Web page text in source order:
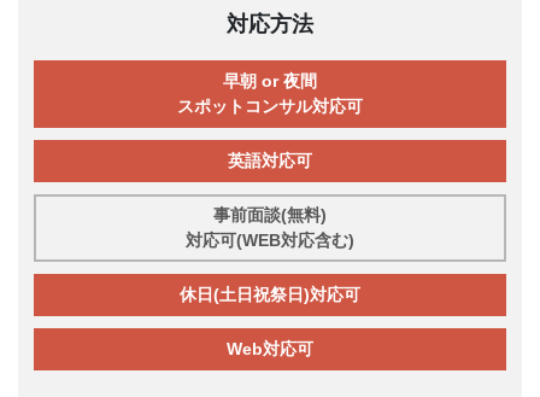
対応方法
早朝 or 夜間
スポットコンサル対応可
英語対応可
事前面談(無料)
対応可(WEB対応含む)
休日(土日祝祭日)対応可
Web対応可